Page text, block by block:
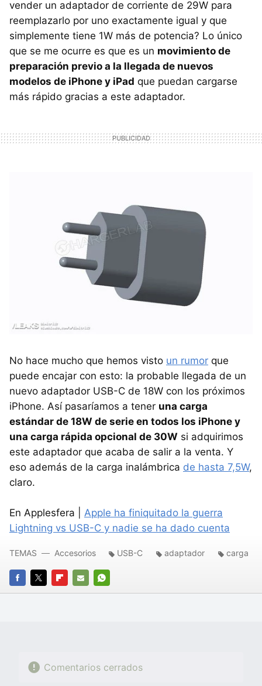
vender un adaptador de corriente de 29W para
reemplazarlo por uno exactamente igual y que
simplemente tiene 1W más de potencia? Lo único
que se me ocurre es que es un movimiento de
preparación previo a la llegada de nuevos
modelos de iPhone y iPad que puedan cargarse
más rápido gracias a este adaptador.
No hace mucho que hemos visto un rumor que
puede encajar con esto: la probable llegada de un
nuevo adaptador USB-C de 18W con los próximos
iPhone. Así pasaríamos a tener una carga
estándar de 18W de serie en todos los iPhone y
una carga rápida opcional de 30W si adquirimos
este adaptador que acaba de salir a la venta. Y
eso además de la carga inalámbrica de hasta 7,5W,
claro.
En Applesfera | Apple ha finiquitado la guerra
Lightning vs USB-C y nadie se ha dado cuenta
FACEBOOK
TWITTERFLIPBOARD
E-
WHATSAPP
TEMAS Accesorios USB-C adaptador carga
Comentarios cerrados